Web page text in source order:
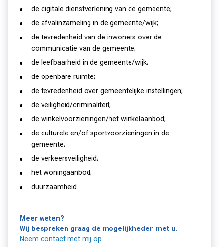
de digitale dienstverlening van de gemeente;
de afvalinzameling in de gemeente/wijk;
de tevredenheid van de inwoners over de
communicatie van de gemeente;
de leefbaarheid in de gemeente/wijk;
de openbare ruimte;
de tevredenheid over gemeentelijke instellingen;
de veiligheid/criminaliteit;
de winkelvoorzieningen/het winkelaanbod;
de culturele en/of sportvoorzieningen in de
gemeente;
de verkeersveiligheid;
het woningaanbod;
duurzaamheid.
Meer weten?
Wij bespreken graag de mogelijkheden met u.
Neem contact met mij op